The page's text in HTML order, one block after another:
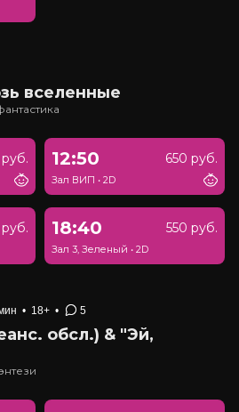
вселенные
12:50 650 руб.
Зал ВИП • 2D
18:40 550 руб.
Зал 3, Зеленый • 2D
• 18+ • 5
обсл.) & "Эй,